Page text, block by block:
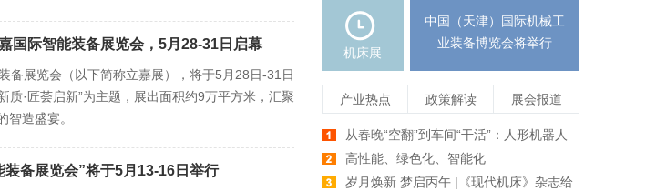
国际智能装备展览会，5月28-31日启幕
备展览会（以下简称立嘉展），将于5月28日-31日
·匠荟启新”为主题，展出面积约9万平方米，汇聚
造盛宴。
备展览会”将于5月13-16日举行
机床展
中国（天津）国际机械工
业装备博览会将举行
产业热点 政策解读 展会报道
从春晚“空翻”到车间“干活”：人形机器人
爆发前夕，机床行业如何牵手未来智造
高性能、绿色化、智能化
岁月焕新 梦启丙午 |《现代机床》杂志给